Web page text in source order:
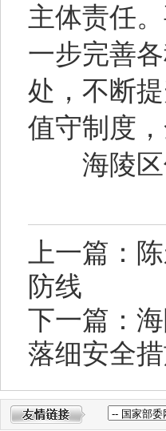
主体责任
一步完善
处，不断
值守制度
海陵区
上一篇：
防线
下一篇：
落细安全